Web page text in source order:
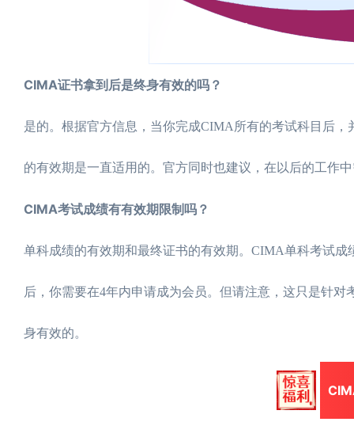
CIMA证书拿到后是终身有效的吗？
是的。根据官方信息，当你完成CIMA所有的考试科目后
的有效期是一直适用的。官方同时也建议，在以后的工作
CIMA考试成绩有有效期限制吗？
单科成绩的有效期和最终证书的有效期。CIMA单科考试
后，你需要在4年内申请成为会员。但请注意，这只是针
身有效的。